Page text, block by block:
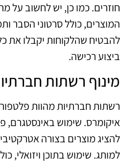
חוזרים. כמו כן, יש לחשוב על
המוצרים, כולל סרטוני הסבר
להבטיח שהלקוחות יקבלו את
ביצוע רכישה.
מינוף רשתות
רשתות חברתיות מהוות
איקומרס. שימוש באינסטגרם,
להציג מוצרים בצורה
למותג. שימוש בתוכן ויזואלי,